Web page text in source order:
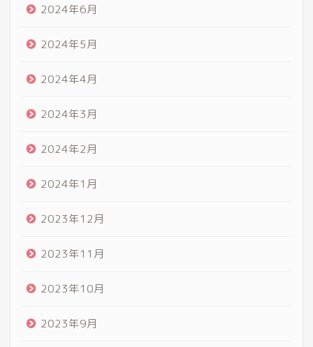
2024年6月
2024年5月
2024年4月
2024年3月
2024年2月
2024年1月
2023年12月
2023年11月
2023年10月
2023年9月